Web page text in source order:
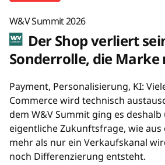
W&V Summit 2026
Der Shop verliert
Sonderrolle, die Marke
Payment, Personalisierung, KI:
Commerce wird technisch
dem W&V Summit ging es deshalb
eigentliche Zukunftsfrage, wie aus
mehr als nur ein Verkaufskanal
noch Differenzierung entsteht.